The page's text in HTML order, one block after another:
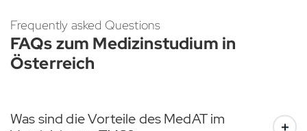
Frequently asked Questions
FAQs zum Medizinstudium in
Österreich
Was sind die Vorteile des MedAT im